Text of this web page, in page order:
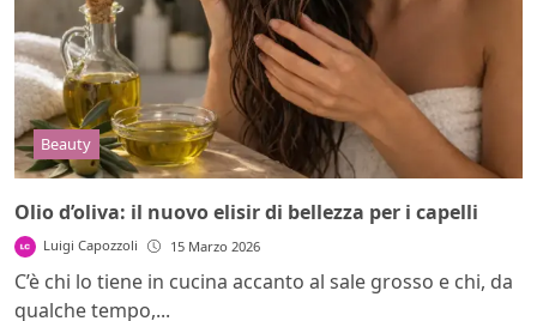
Beauty
Olio d’oliva: il nuovo elisir di bellezza per i capelli
Luigi Capozzoli 15 Marzo 2026
C’è chi lo tiene in cucina accanto al sale grosso e chi, da
qualche tempo,...